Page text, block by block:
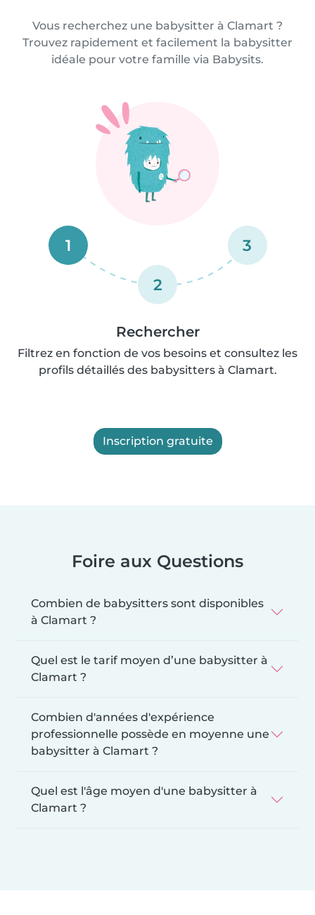
Vous recherchez une babysitter à Clamart ?
Trouvez rapidement et facilement la babysitter
idéale pour votre famille via Babysits.
1
2
3
Rechercher
Filtrez en fonction de vos besoins et consultez les
profils détaillés des babysitters à Clamart.
Inscription gratuite
Foire aux Questions
Combien de babysitters sont disponibles
à Clamart ?
Quel est le tarif moyen d’une babysitter à
Clamart ?
Combien d'années d'expérience
professionnelle possède en moyenne une
babysitter à Clamart ?
Quel est l'âge moyen d'une babysitter à
Clamart ?